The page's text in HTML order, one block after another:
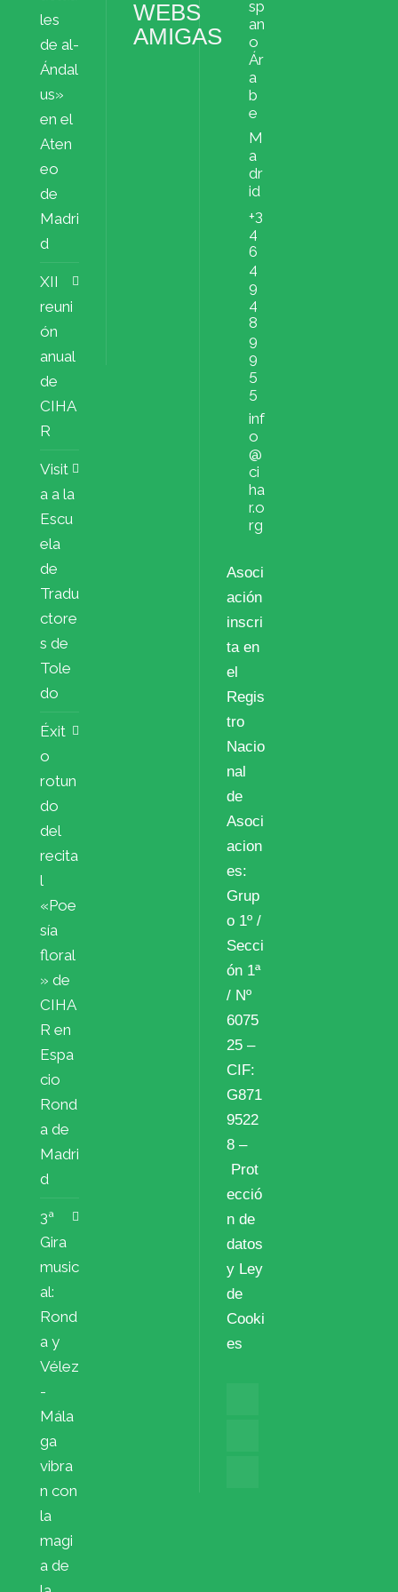
les
de al-
Ándal
us»
en el
Aten
eo
de
Madri
d
XII
reuni
ón
anual
de
CIHA
R
Visit
a a la
Escu
ela
de
Tradu
ctore
s de
Tole
do
Éxit
o
rotun
do
del
recita
l
«Poe
sía
floral
» de
CIHA
R en
Espa
cio
Rond
a de
Madri
d
3ª
Gira
music
al:
Rond
a y
Vélez
-
Mála
ga
vibra
n con
la
magi
a de
WEBS
AMIGAS
sp
an
o
Ár
a
b
e
M
a
dr
id
+3
4
6
4
9
4
8
9
9
5
5
inf
o
@
ci
ha
r.o
rg
Asoci
ación
inscri
ta en
el
Regis
tro
Nacio
nal
de
Asoci
acion
es:
Grup
o 1º /
Secci
ón 1ª
/ Nº
6075
25 –
CIF:
G871
9522
8 –
Prot
ecció
n de
datos
y Ley
de
Cooki
es